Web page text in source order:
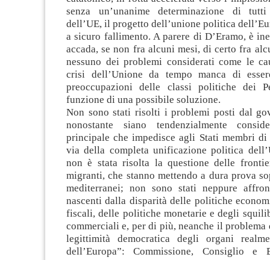
senza un’unanime determinazione di
dell’UE, il progetto dell’unione politica
a sicuro fallimento. A parere di D’Eramo, è
accada, se non fra alcuni mesi, di certo fra
nessuno dei problemi considerati come le
crisi dell’Unione da tempo manca di
preoccupazioni delle classi politiche dei
funzione di una possibile soluzione.
Non sono stati risolti i problemi posti dal
nonostante siano tendenzialmente
principale che impedisce agli Stati membri di
via della completa unificazione politica
non è stata risolta la questione delle
migranti, che stanno mettendo a dura prova
mediterranei; non sono stati neppure
nascenti dalla disparità delle politiche
fiscali, delle politiche monetarie e degli
commerciali e, per di più, neanche il problema
legittimità democratica degli organi
dell’Europa”: Commissione, Consiglio e